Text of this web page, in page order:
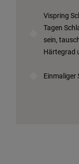
Vispring
Tagen
sein,
Härtegrad
Einmaliger